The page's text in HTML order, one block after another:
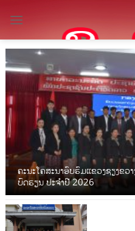
content
ຄະນະໂຄສະນາອົບຮົມແຂວງຊຽງຂ
ບົດຮຽນ ປະຈໍາປີ 2026